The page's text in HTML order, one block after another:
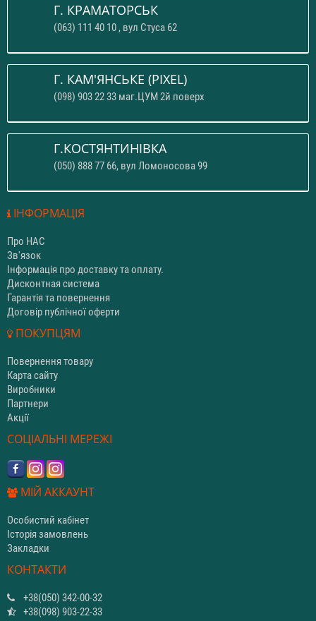
Г. КРАМАТОРСЬК
(063) 111 40 10 , вул Стуса 62
Г. КАМ'ЯНСЬКЕ (PIXEL)
(098) 903 22 33 маг.ЦУМ 2й поверх
Г.КОСТЯНТИНІВКА
(050) 888 77 66, вул Ломоносова 99
ІНФОРМАЦІЯ
Про НАС
Зв'язок
Інформація про доставку та оплату.
Дисконтная система
Гарантія та повернення
Договір публічної оферти
ПОКУПЦЯМ
Повернення товару
Карта сайту
Виробники
Партнери
Акції
СОЦІАЛЬНІ МЕРЕЖІ
МІЙ АККАУНТ
Особистий кабінет
Історія замовлень
Закладки
КОНТАКТИ
+38(050) 342-00-32
+38(098) 903-22-33